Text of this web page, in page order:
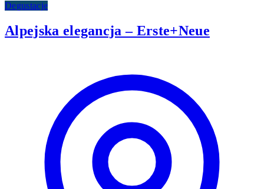
Degustacje
Alpejska elegancja – Erste+Neue